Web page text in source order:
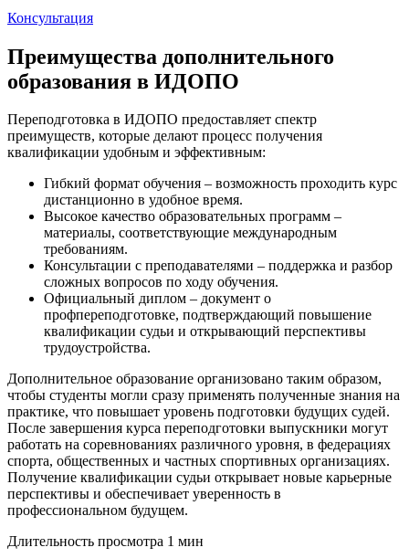
Консультация
Преимущества дополнительного
образования в ИДОПО
Переподготовка в ИДОПО предоставляет спектр
преимуществ, которые делают процесс получения
квалификации удобным и эффективным:
Гибкий формат обучения – возможность проходить курс
дистанционно в удобное время.
Высокое качество образовательных программ –
материалы, соответствующие международным
требованиям.
Консультации с преподавателями – поддержка и разбор
сложных вопросов по ходу обучения.
Официальный диплом – документ о
профпереподготовке, подтверждающий повышение
квалификации судьи и открывающий перспективы
трудоустройства.
Дополнительное образование организовано таким образом,
чтобы студенты могли сразу применять полученные знания на
практике, что повышает уровень подготовки будущих судей.
После завершения курса переподготовки выпускники могут
работать на соревнованиях различного уровня, в федерациях
спорта, общественных и частных спортивных организациях.
Получение квалификации судьи открывает новые карьерные
перспективы и обеспечивает уверенность в
профессиональном будущем.
Длительность просмотра 1 мин